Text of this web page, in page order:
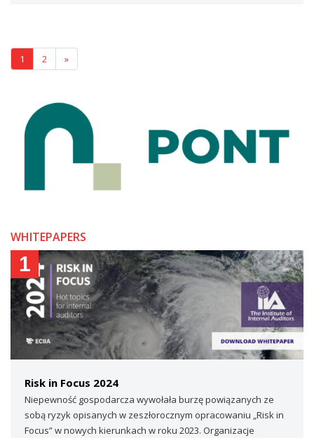
1 2 »
WHITEPAPERS
1
Risk in Focus 2024
Niepewność gospodarcza wywołała burzę powiązanych ze
sobą ryzyk opisanych w zeszłorocznym opracowaniu „Risk in
Focus” w nowych kierunkach w roku 2023. Organizacje